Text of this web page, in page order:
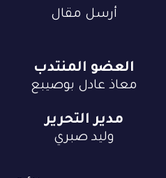
أرسل مقال
العضو المنتدب
معاذ عادل بوصيبع
مدير التحرير
وليد صبري